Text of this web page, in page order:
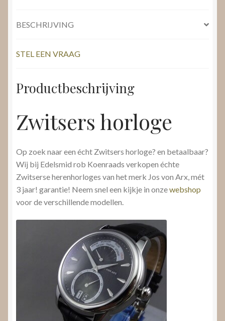
BESCHRIJVING
STEL EEN VRAAG
Productbeschrijving
Zwitsers horloge
Op zoek naar een écht Zwitsers horloge? en betaalbaar?
Wij bij Edelsmid rob Koenraads verkopen échte
Zwitserse herenhorloges van het merk Jos von Arx, mét
3 jaar! garantie! Neem snel een kijkje in onzewebshop
voor de verschillende modellen.